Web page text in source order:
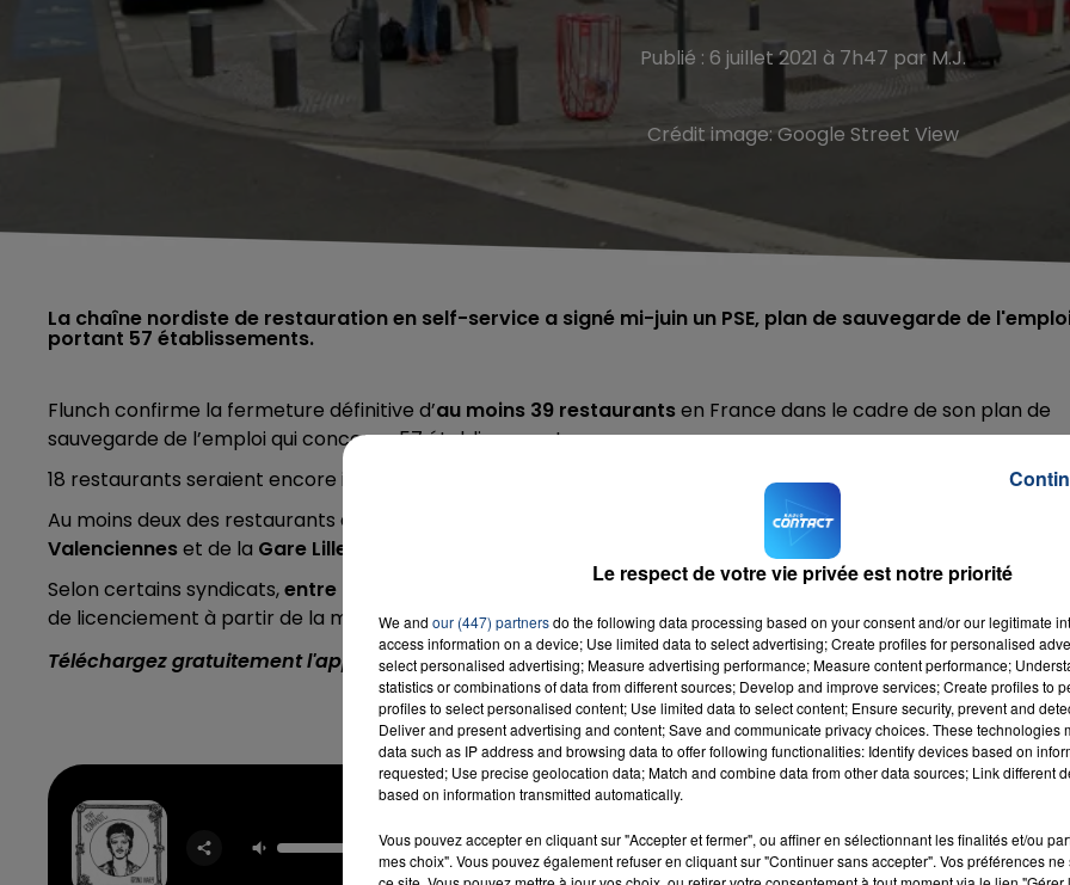
Publié : 6 juillet 2021 à 7h47 par M.J.
Crédit image: Google Street View
La chaîne nordiste de restauration en self-service a signé mi-juin un PSE, plan de sauvegarde de
portant 57 établissements.
Flunch confirme la fermeture définitive d’au moins 39 restaurantsen France dans le cadre de son plan de
sauvegarde de l’emploi qui concerne 57 établissements.
18 restaurants seraient encore incertains quant à leur avenir, avec de possibles reprises.
Au moins deux des restaurants qui fermeront à coup sûr sont dans le Nord, ce sont ceux d’
Valencienneset de la Gare Lille Flandres
Selon certains syndicats,entre 800 et 900 salariés
en France devraient commencer à recevoir leurs lettres
de licenciement à partir de la mi-août.
Téléchargez gratuitement l'application Contact FM sur
et
I Just Might
BRUNO MARS
RADIO CONTACT
Le respect de votre vie privée est notre priorité
We and our (447) partnersdo the following data processing based on your consent and/or our legitimate
access information on a device; Use limited data to select advertising; Create profiles for personalised
select personalised advertising; Measure advertising performance; Measure content performance;
statistics or combinations of data from different sources; Develop and improve services; Create profiles to
profiles to select personalised content; Use limited data to select content; Ensure security, prevent and
Deliver and present advertising and content; Save and communicate privacy choices. These technologies
data such as IP address and browsing data to offer following functionalities: Identify devices based on
requested; Use precise geolocation data; Match and combine data from other data sources; Link different
based on information transmitted automatically.
Vous pouvez accepter en cliquant sur "Accepter et fermer", ou affiner en sélectionnant les finalités et/ou
mes choix". Vous pouvez également refuser en cliquant sur "Continuer sans accepter". Vos préférences